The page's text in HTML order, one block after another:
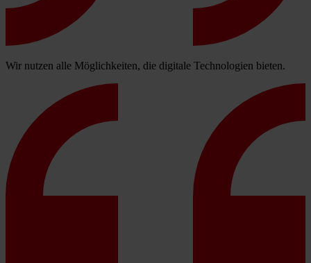
Wir nutzen alle Möglichkeiten, die digitale Technologien bieten.